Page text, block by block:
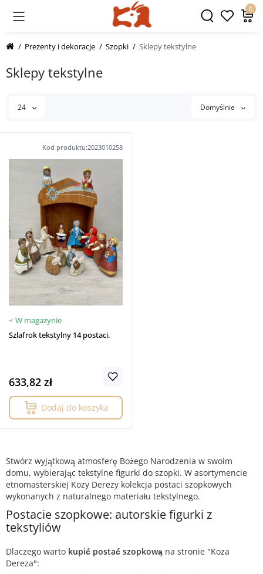
0
Prezenty i dekoracje Szopki Sklepy tekstylne
Sklepy tekstylne
24 Domyślnie
Kod produktu:2023010258
W magazynie
Szlafrok tekstylny 14 postaci.
633,82 zł
Dodaj do koszyka
Stwórz wyjątkową atmosferę Bożego Narodzenia w swoim
domu, wybierając tekstylne figurki do szopki. W asortymencie
etnomasterskiej Kozy Derezy kolekcja postaci szopkowych
wykonanych z naturalnego materiału tekstylnego.
Postacie szopkowe: autorskie figurki z
tekstyliów
Dlaczego warto kupić postać szopkową na stronie "Koza
Dereza":